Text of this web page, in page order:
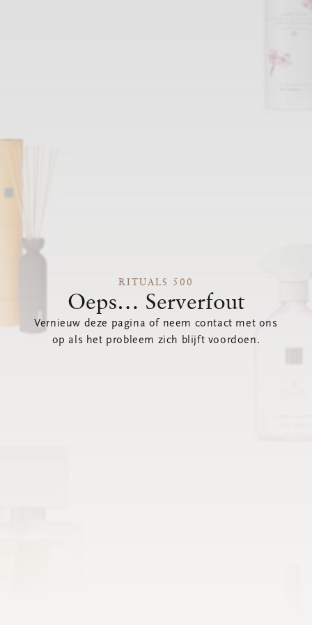
RITUALS 500
Oeps… Serverfout
Vernieuw deze pagina of neem contact met ons
op als het probleem zich blijft voordoen.